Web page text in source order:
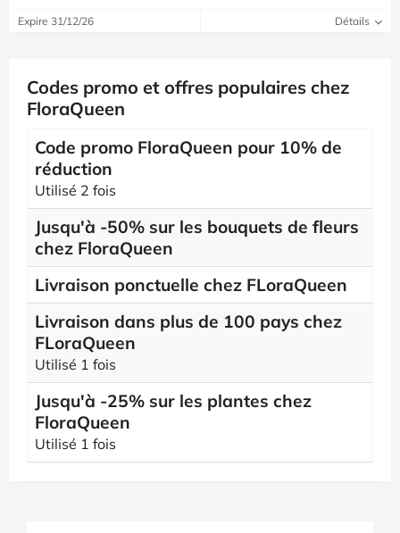
Expire 31/12/26 Détails
Codes promo et offres populaires chez
FloraQueen
Code promo FloraQueen pour 10% de
réduction
Utilisé 2 fois
Jusqu'à -50% sur les bouquets de fleurs
chez FloraQueen
Livraison ponctuelle chez FLoraQueen
Livraison dans plus de 100 pays chez
FLoraQueen
Utilisé 1 fois
Jusqu'à -25% sur les plantes chez
FloraQueen
Utilisé 1 fois